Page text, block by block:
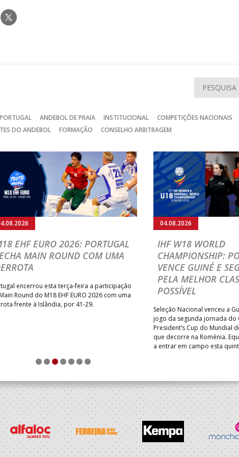
Siga-
nos
PORTUGAL ANDEBOL DE PRAIA INSTITUCIONAL
COMPETIÇÕES NACIONAIS
DO ANDEBOL FORMAÇÃO CONSELHO ARBITRAGEM
EHF EURO 2026: PORTUGAL
MAIN ROUND COM UMA
encerrou esta terça-feira a participação
Round do M18 EHF EURO 2026 com uma
frente à Islândia, por 41-29.
04.08.2026
IHF W18 WORLD
CHAMPIONSHIP:
VENCE GUINÉ E
PELA MELHOR
POSSÍVEL
Seleção Nacional venceu a
jogo da segunda jornada do
President’s Cup do Mundial
que decorre na Roménia.
a entrar em campo esta
1 2 3 4 5 6 7